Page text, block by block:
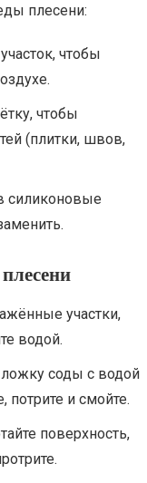
плесени:
чтобы
чтобы
(плитки, швов,
силиконовые
участки,
водой.
соды с водой
потрите и смойте.
поверхность,